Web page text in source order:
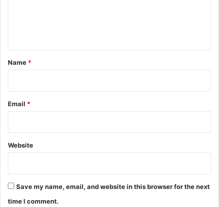
*
Name *
Email *
Website
Save my name, email, and website in this browser for the next
time I comment.